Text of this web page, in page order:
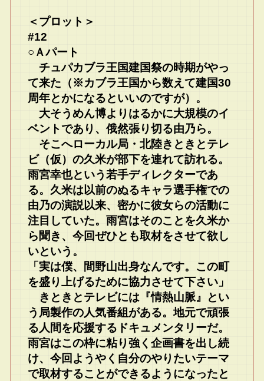
＜プロット＞
#12
○Ａパート
チュパカブラ王国建国祭の時期がやっ
て来た（※カブラ王国から数えて建国30
周年とかになるといいのですが）。
大そうめん博よりはるかに大規模のイ
ベントであり、俄然張り切る由乃ら。
そこへローカル局・北陸きときとテレ
ビ（仮）の久米が部下を連れて訪れる。
雨宮幸也という若手ディレクターであ
る。久米は以前のぬるキャラ選手権での
由乃の演説以来、密かに彼女らの活動に
注目していた。雨宮はそのことを久米か
ら聞き、今回ぜひとも取材をさせて欲し
いという。
「実は僕、間野山出身なんです。この町
を盛り上げるために協力させて下さい」
きときとテレビには『情熱山脈』とい
う局製作の人気番組がある。地元で頑張
る人間を応援するドキュメンタリーだ。
雨宮はこの枠に粘り強く企画書を出し続
け、今回ようやく自分のやりたいテーマ
で取材することができるようになったと